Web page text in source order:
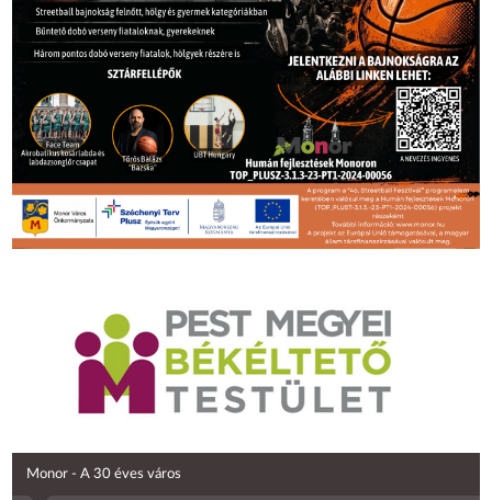
Monor - A 30 éves város